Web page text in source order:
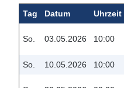
Tag Datum Uhrzeit
So. 03.05.2026 10:00
So. 10.05.2026 10:00